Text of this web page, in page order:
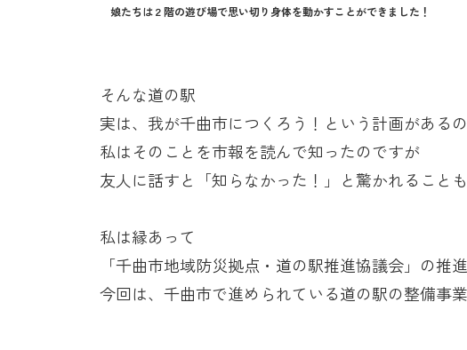
娘たちは２階の遊び場で思い切り身体を動かすことができました！
そんな道の駅
実は、我が千曲市につくろう！という計画がある
私はそのことを市報を読んで知ったのですが
友人に話すと「知らなかった！」と驚かれること
私は縁あって
「千曲市地域防災拠点・道の駅推進協議会」の
今回は、千曲市で進められている道の駅の整備事